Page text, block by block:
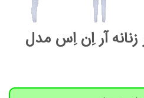
آر اِن اِس مدل